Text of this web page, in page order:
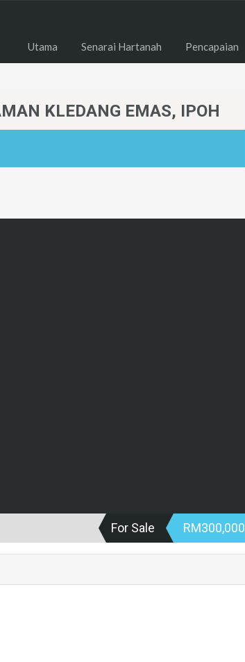
Utama Senarai Hartanah Pencapaian
KLEDANG EMAS, IPOH
For Sale RM300,000